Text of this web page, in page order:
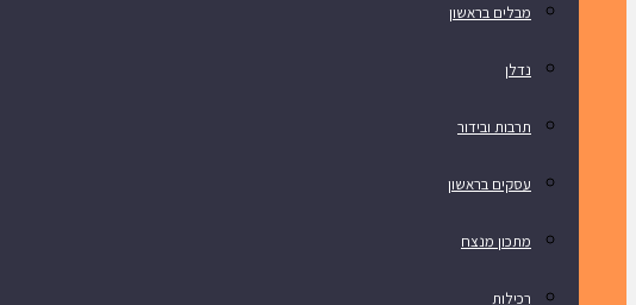
מבלים בראשון
נדלן
תרבות ובידור
עסקים בראשון
מתכון מנצח
רכילות